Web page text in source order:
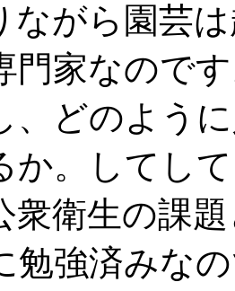
ながら園芸
門家なので
、どのよう
か。してし
衆衛生の課
勉強済みな